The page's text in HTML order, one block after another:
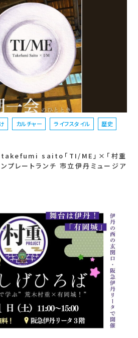
カルチャー ライフスタイル 歴史
takefumi saito「TI/ME」×「村重
プレートランチ 市立伊丹ミュージア